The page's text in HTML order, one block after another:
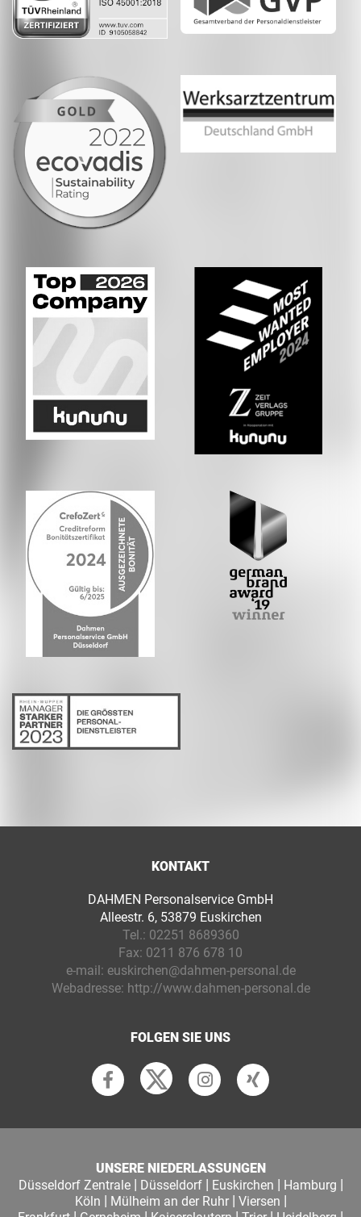
KONTAKT
DAHMEN Personalservice GmbH
Alleestr. 6, 53879 Euskirchen
Tel.: 02251 8689360
Fax: 0211 876 678 10
e-mail: euskirchen@dahmen-personal.de
Webadresse: http://www.dahmen-personal.de
FOLGEN SIE UNS
UNSERE NIEDERLASSUNGEN
Düsseldorf Zentrale| Düsseldorf| Euskirchen | Hamburg |
Köln | Mülheim an der Ruhr| Viersen |